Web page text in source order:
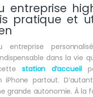
entreprise
pratique et
entreprise
dans la vie
station d’accueil
iPhone partout.
grande autonomie. À la